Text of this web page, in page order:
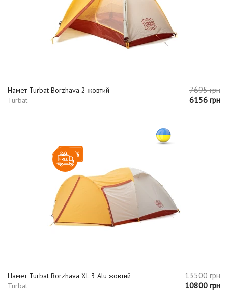
Намет Turbat Borzhava 2 жовтий
Turbat
7695 грн
6156 грн
-20%
Намет Turbat Borzhava XL 3 Alu жовтий
Turbat
13500 грн
10800 грн